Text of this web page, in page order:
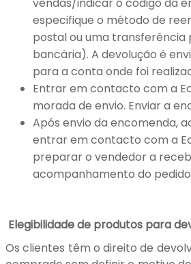
vendas/indicar o código da
especifique o método de
postal ou uma transferência
bancária). A devolução é
para a conta onde foi
Entrar em contacto com a
morada de envio. Enviar a
Após envio da encomenda,
entrar em contacto com a
preparar o vendedor a
acompanhamento do
Elegibilidade de produtos para
Os clientes têm o direito de